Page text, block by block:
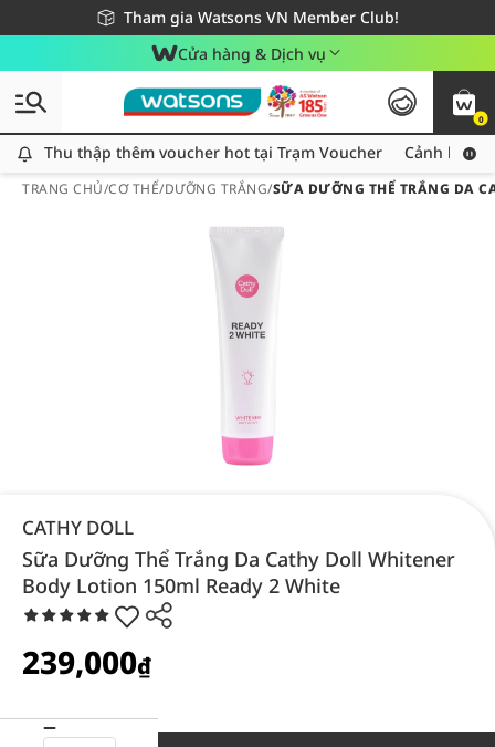
Tham gia Watsons VN Member Club!
Miễn phí giao hàng cho đơn hàng từ 249,000Đ
Giao hàng nhanh 24h - Áp dụng khu vực TP. Hồ Chí Minh
Cửa hàng & Dịch vụ
0
Thu thập thêm voucher hot tại Trạm Voucher
Thu thập thêm voucher hot tại Trạm Voucher Cảnh báo
TRANG CHỦ/CƠ THỂ/DƯỠNG TRẮNG/SỮA DƯỠNG THỂ TRẮNG DA
CATHY DOLL
Sữa Dưỡng Thể Trắng Da Cathy Doll Whitener
Body Lotion 150ml Ready 2 White
239,000₫